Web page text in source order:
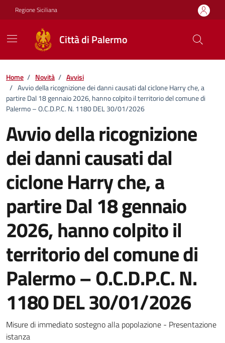
Vai ai contenuti
Vai al footer
Regione Siciliana
Città di Palermo
Home / Novità / Avvisi
/ Avvio della ricognizione dei danni causati dal ciclone Harry che, a
partire Dal 18 gennaio 2026, hanno colpito il territorio del comune di
Palermo – O.C.D.P.C. N. 1180 DEL 30/01/2026
Avvio della ricognizione
dei danni causati dal
ciclone Harry che, a
partire Dal 18 gennaio
2026, hanno colpito il
territorio del comune di
Palermo – O.C.D.P.C. N.
1180 DEL 30/01/2026
Dettagli della notizia
Misure di immediato sostegno alla popolazione - Presentazione
istanza